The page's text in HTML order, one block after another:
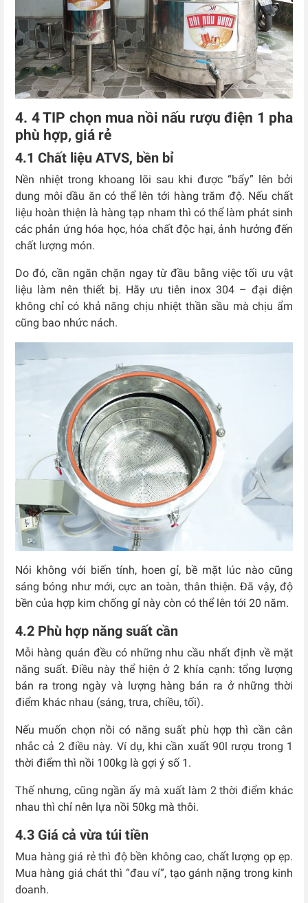
4. 4 TIP chọn mua nồi nấu rượu điện 1 pha
phù hợp, giá rẻ
4.1 Chất liệu ATVS, bền bỉ
Nền nhiệt trong khoang lõi sau khi được “bẩy” lên bởi
dung môi dầu ăn có thể lên tới hàng trăm độ. Nếu chất
liệu hoàn thiện là hàng tạp nham thì có thể làm phát sinh
các phản ứng hóa học, hóa chất độc hại, ảnh hưởng đến
chất lượng món.
Do đó, cần ngăn chặn ngay từ đầu bằng việc tối ưu vật
liệu làm nên thiết bị. Hãy ưu tiên inox 304 – đại diện
không chỉ có khả năng chịu nhiệt thần sầu mà chịu ẩm
cũng bao nhức nách.
Nói không với biến tính, hoen gỉ, bề mặt lúc nào cũng
sáng bóng như mới, cực an toàn, thân thiện. Đã vậy, độ
bền của hợp kim chống gỉ này còn có thể lên tới 20 năm.
4.2 Phù hợp năng suất cần
Mỗi hàng quán đều có những nhu cầu nhất định về mặt
năng suất. Điều này thể hiện ở 2 khía cạnh: tổng lượng
bán ra trong ngày và lượng hàng bán ra ở những thời
điểm khác nhau (sáng, trưa, chiều, tối).
Nếu muốn chọn nồi có năng suất phù hợp thì cần cân
nhắc cả 2 điều này. Ví dụ, khi cần xuất 90l rượu trong 1
thời điểm thì nồi 100kg là gợi ý số 1.
Thế nhưng, cũng ngần ấy mà xuất làm 2 thời điểm khác
nhau thì chỉ nên lựa nồi 50kg mà thôi.
4.3 Giá cả vừa túi tiền
Mua hàng giá rẻ thì độ bền không cao, chất lượng ọp ẹp.
Mua hàng giá chát thì “đau ví”, tạo gánh nặng trong kinh
doanh.